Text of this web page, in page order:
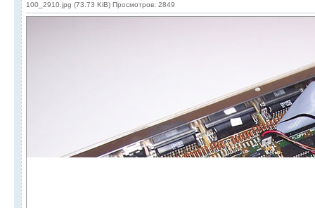
100_2910.jpg (73.73 KiB) Просмотров: 2849